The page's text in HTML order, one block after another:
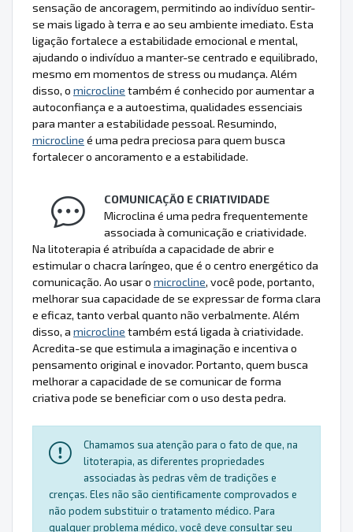
sensação de ancoragem, permitindo ao indivíduo sentir-
se mais ligado à terra e ao seu ambiente imediato. Esta
ligação fortalece a estabilidade emocional e mental,
ajudando o indivíduo a manter-se centrado e equilibrado,
mesmo em momentos de stress ou mudança. Além
disso, o microcline também é conhecido por aumentar a
autoconfiança e a autoestima, qualidades essenciais
para manter a estabilidade pessoal. Resumindo,
microcline é uma pedra preciosa para quem busca
fortalecer o ancoramento e a estabilidade.
COMUNICAÇÃO E CRIATIVIDADE
Microclina é uma pedra frequentemente
associada à comunicação e criatividade.
Na litoterapia é atribuída a capacidade de abrir e
estimular o chacra laríngeo, que é o centro energético da
comunicação. Ao usar o microcline, você pode, portanto,
melhorar sua capacidade de se expressar de forma clara
e eficaz, tanto verbal quanto não verbalmente. Além
disso, a microcline também está ligada à criatividade.
Acredita-se que estimula a imaginação e incentiva o
pensamento original e inovador. Portanto, quem busca
melhorar a capacidade de se comunicar de forma
criativa pode se beneficiar com o uso desta pedra.
Chamamos sua atenção para o fato de que, na
litoterapia, as diferentes propriedades
associadas às pedras vêm de tradições e
crenças. Eles não são cientificamente comprovados e
não podem substituir o tratamento médico. Para
qualquer problema médico, você deve consultar seu